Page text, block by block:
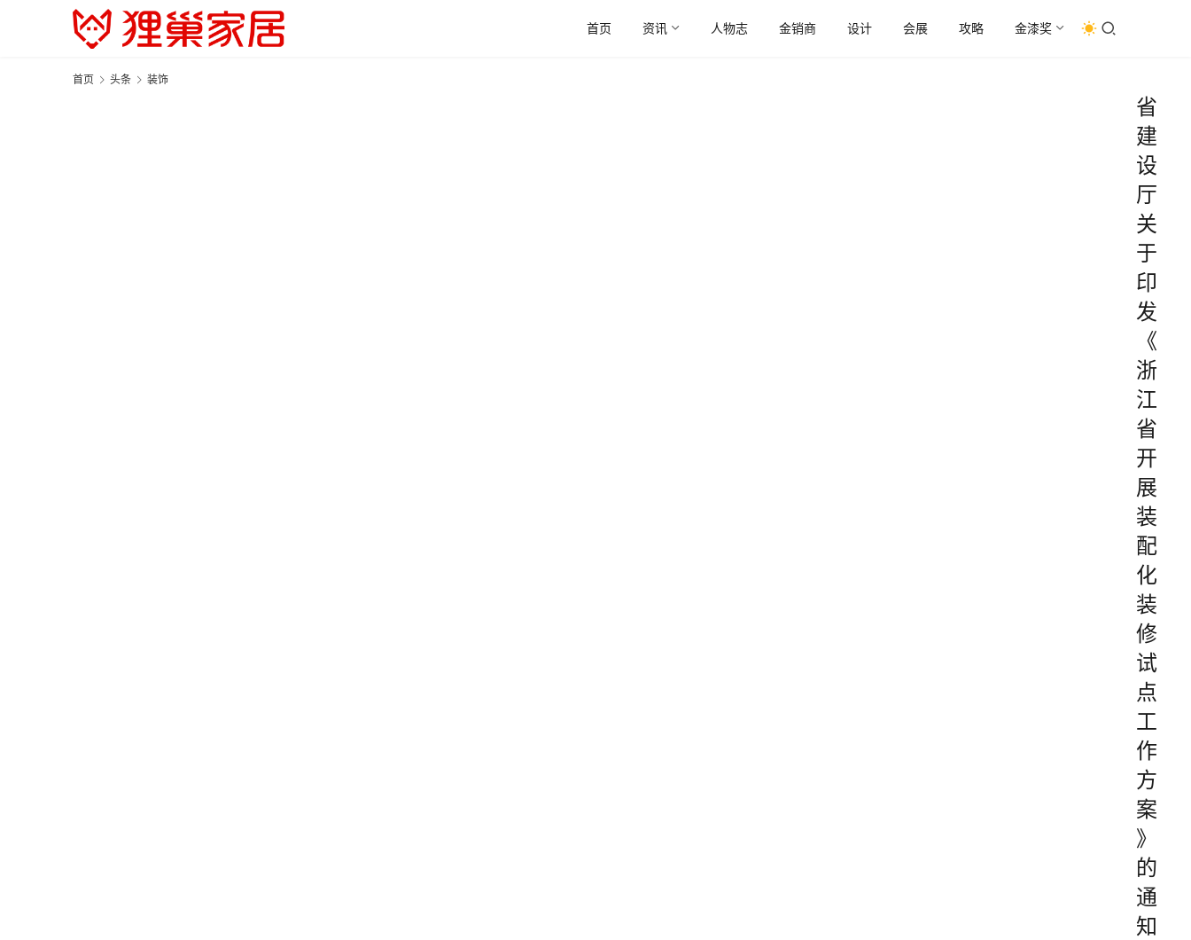
首页 资讯 人物志 金销商 设计 会展 攻略 金漆奖
首页 头条 装饰
省
建
设
厅
关
于
印
发
《
浙
江
省
开
展
装
配
化
装
修
试
点
工
作
方
案
》
的
通
知